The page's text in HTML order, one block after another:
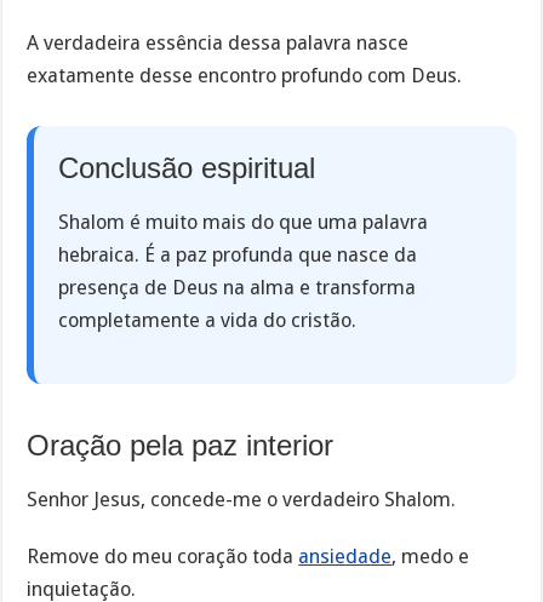
A verdadeira essência dessa palavra nasce
exatamente desse encontro profundo com Deus.
Conclusão espiritual
Shalom é muito mais do que uma palavra
hebraica. É a paz profunda que nasce da
presença de Deus na alma e transforma
completamente a vida do cristão.
Oração pela paz interior
Senhor Jesus, concede-me o verdadeiro Shalom.
Remove do meu coração toda ansiedade, medo e
inquietação.